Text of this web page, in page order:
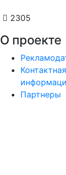
2305
О проекте
Контактная
Партнеры